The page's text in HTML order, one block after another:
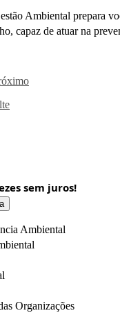
Ambiental prepara
capaz de atuar na
sem juros!
Ambiental
Organizações